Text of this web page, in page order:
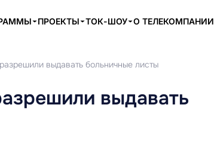
ПРОЕКТЫ ТОК-ШОУ О ТЕЛЕКОМПАНИИ
выдавать больничные листы
выдавать